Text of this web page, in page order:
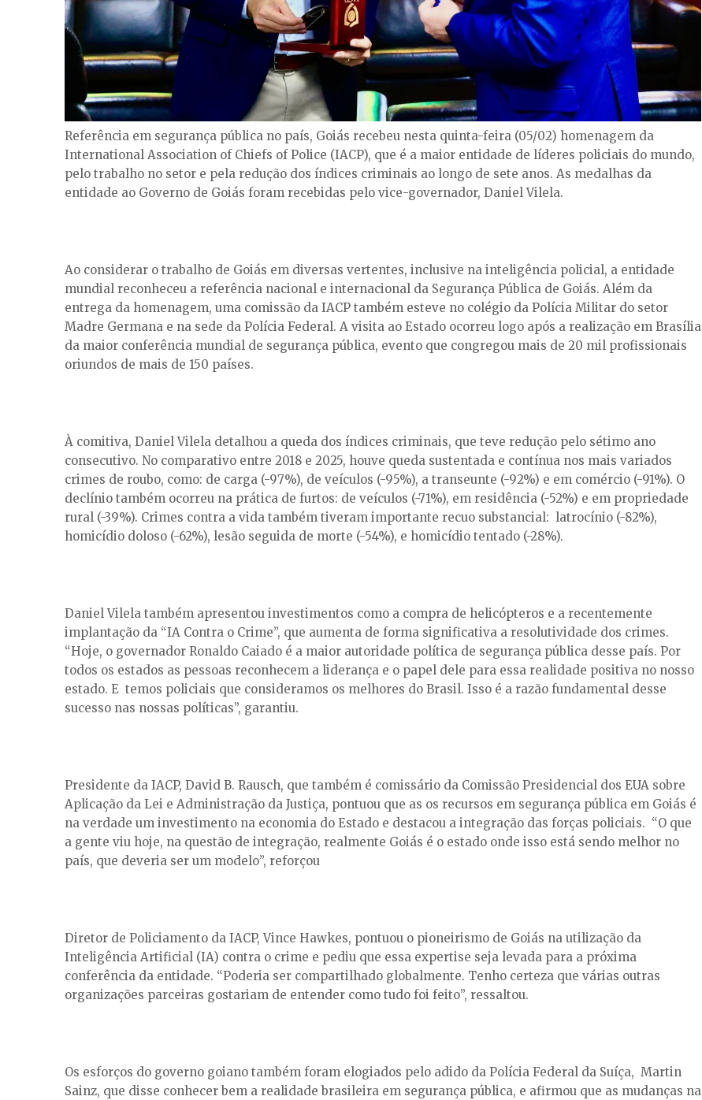
Referência em segurança pública no país, Goiás recebeu nesta quinta-feira (05/02) homenagem da
International Association of Chiefs of Police (IACP), que é a maior entidade de líderes policiais do mundo,
pelo trabalho no setor e pela redução dos índices criminais ao longo de sete anos. As medalhas da
entidade ao Governo de Goiás foram recebidas pelo vice-governador, Daniel Vilela.
Ao considerar o trabalho de Goiás em diversas vertentes, inclusive na inteligência policial, a entidade
mundial reconheceu a referência nacional e internacional da Segurança Pública de Goiás. Além da
entrega da homenagem, uma comissão da IACP também esteve no colégio da Polícia Militar do setor
Madre Germana e na sede da Polícia Federal. A visita ao Estado ocorreu logo após a realização em Brasília
da maior conferência mundial de segurança pública, evento que congregou mais de 20 mil profissionais
oriundos de mais de 150 países.
À comitiva, Daniel Vilela detalhou a queda dos índices criminais, que teve redução pelo sétimo ano
consecutivo. No comparativo entre 2018 e 2025, houve queda sustentada e contínua nos mais variados
crimes de roubo, como: de carga (-97%), de veículos (-95%), a transeunte (-92%) e em comércio (-91%). O
declínio também ocorreu na prática de furtos: de veículos (-71%), em residência (-52%) e em propriedade
rural (-39%). Crimes contra a vida também tiveram importante recuo substancial: latrocínio (-82%),
homicídio doloso (-62%), lesão seguida de morte (-54%), e homicídio tentado (-28%).
Daniel Vilela também apresentou investimentos como a compra de helicópteros e a recentemente
implantação da “IA Contra o Crime”, que aumenta de forma significativa a resolutividade dos crimes.
“Hoje, o governador Ronaldo Caiado é a maior autoridade política de segurança pública desse país. Por
todos os estados as pessoas reconhecem a liderança e o papel dele para essa realidade positiva no nosso
estado. E temos policiais que consideramos os melhores do Brasil. Isso é a razão fundamental desse
sucesso nas nossas políticas”, garantiu.
Presidente da IACP, David B. Rausch, que também é comissário da Comissão Presidencial dos EUA sobre
Aplicação da Lei e Administração da Justiça, pontuou que as os recursos em segurança pública em Goiás é
na verdade um investimento na economia do Estado e destacou a integração das forças policiais. “O que
a gente viu hoje, na questão de integração, realmente Goiás é o estado onde isso está sendo melhor no
país, que deveria ser um modelo”, reforçou
Diretor de Policiamento da IACP, Vince Hawkes, pontuou o pioneirismo de Goiás na utilização da
Inteligência Artificial (IA) contra o crime e pediu que essa expertise seja levada para a próxima
conferência da entidade. “Poderia ser compartilhado globalmente. Tenho certeza que várias outras
organizações parceiras gostariam de entender como tudo foi feito”, ressaltou.
Os esforços do governo goiano também foram elogiados pelo adido da Polícia Federal da Suíça, Martin
Sainz, que disse conhecer bem a realidade brasileira em segurança pública, e afirmou que as mudanças na